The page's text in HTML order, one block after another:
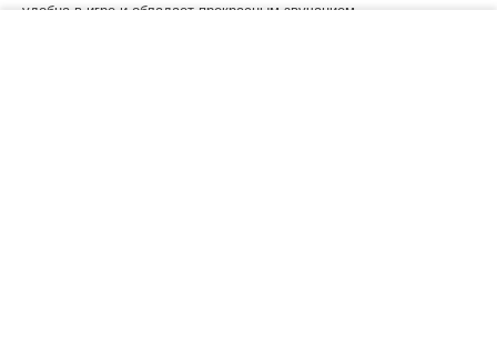
удобна в игре и обладает прекрасным звучанием.